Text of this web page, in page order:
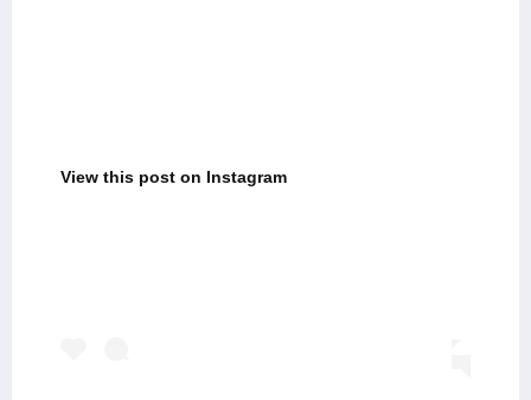
View this post on Instagram